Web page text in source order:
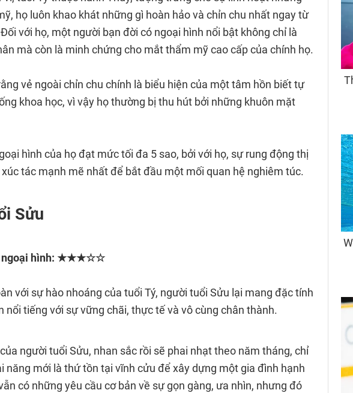
họ luôn khao khát những gì hoàn hảo và chỉn chu nhất ngay từ
với họ, một người bạn đời có ngoại hình nổi bật không chỉ là
mà còn là minh chứng cho mắt thẩm mỹ cao cấp của chính họ.
vẻ ngoài chỉn chu chính là biểu hiện của một tâm hồn biết tự
khoa học, vì vậy họ thường bị thu hút bởi những khuôn mặt
hình của họ đạt mức tối đa 5 sao, bởi với họ, sự rung động thị
tác mạnh mẽ nhất để bắt đầu một mối quan hệ nghiêm túc.
Sửu
ngoại hình: ★★★☆☆
với sự hào nhoáng của tuổi Tý, người tuổi Sửu lại mang đặc tính
nổi tiếng với sự vững chãi, thực tế và vô cùng chân thành.
người tuổi Sửu, nhan sắc rồi sẽ phai nhạt theo năm tháng, chỉ
năng mới là thứ tồn tại vĩnh cửu để xây dựng một gia đình hạnh
có những yêu cầu cơ bản về sự gọn gàng, ưa nhìn, nhưng đó